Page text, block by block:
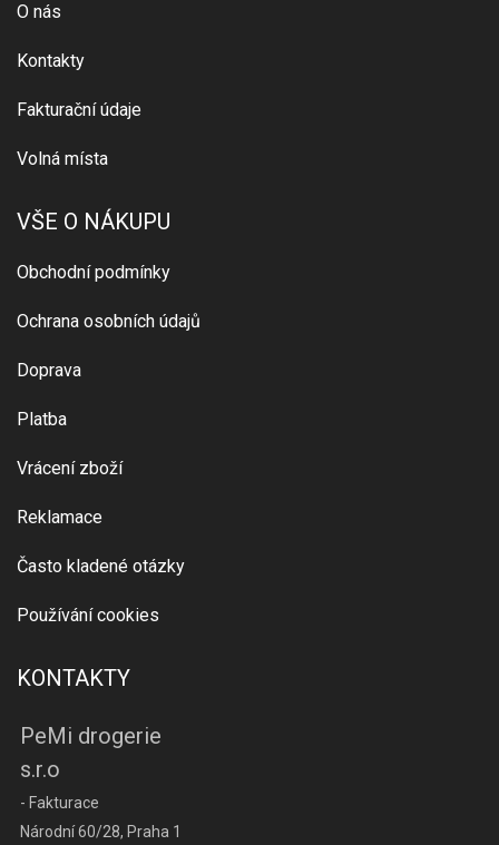
O nás
Kontakty
Fakturační údaje
Volná místa
VŠE O NÁKUPU
Obchodní podmínky
Ochrana osobních údajů
Doprava
Platba
Vrácení zboží
Reklamace
Často kladené otázky
Používání cookies
KONTAKTY
PeMi drogerie
s.r.o
- Fakturace
Národní 60/28, Praha 1